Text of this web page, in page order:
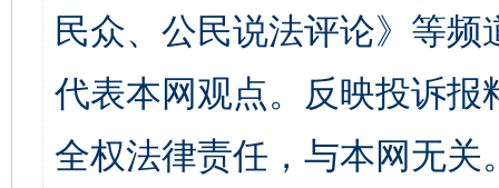
民众、公民说法评论》等
代表本网观点。反映投诉
全权法律责任，与本网无